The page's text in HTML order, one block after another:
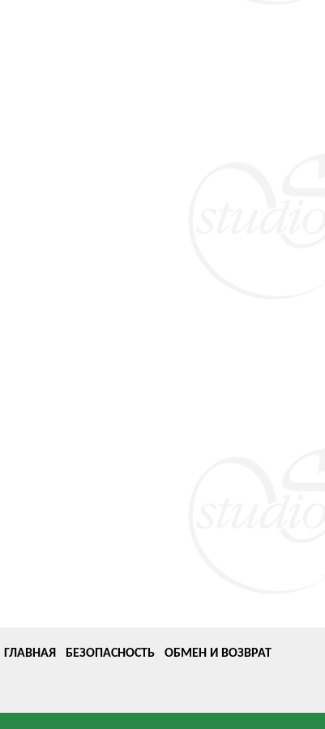
ГЛАВНАЯ БЕЗОПАСНОСТЬ ОБМЕН И ВОЗВРАТ